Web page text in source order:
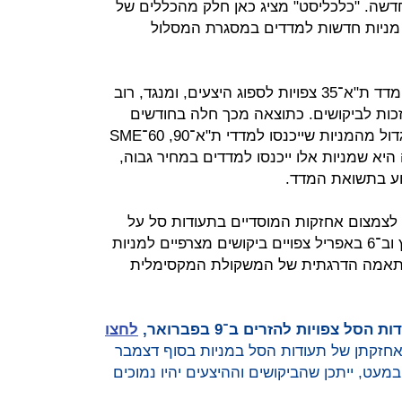
"כלכליסט" מציג כאן חלק מהכללים של
מניות חדשות למדדים במסגרת המסלול
במבט כללי, רוב המניות שמהן ייבנה מדד ת"א־35 צפויות לספוג היצעים, ומנגד, רוב
לביקושים. כתוצאה מכך חלה בחודשים
האחרונים עלייה חדה בשווי של חלק גדול מהמניות שייכנסו למדדי ת"א־90, 60־SME
שמניות אלו ייכנסו למדדים במחיר גבוה,
בתשואת המדד.
לצמצום אחזקות המוסדיים בתעודות סל על
מדדים אלו. במבט קדימה, ב־2 במרץ וב־6 באפריל צפויים ביקושים מצרפיים למניות
כתוצאה מהתאמה הדרגתית של המשקולת המקסימלית
צפויות להזרים ב־9 בפברואר,
לחצו
של תעודות הסל במניות בסוף דצמבר
במעט, ייתכן שהביקושים וההיצעים יהיו נמוכים